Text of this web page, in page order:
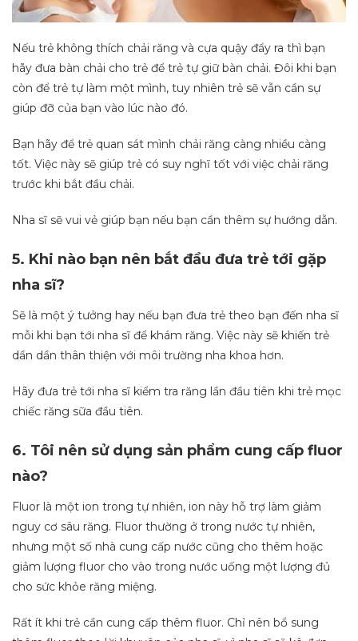
Nếu trẻ không thích chải răng và cựa quậy đẩy ra thì bạn
hãy đưa bàn chải cho trẻ để trẻ tự giữ bàn chải. Đôi khi bạn
còn để trẻ tự làm một mình, tuy nhiên trẻ sẽ vẫn cần sự
giúp đỡ của bạn vào lúc nào đó.
Bạn hãy để trẻ quan sát mình chải răng càng nhiều càng
tốt. Việc này sẽ giúp trẻ có suy nghĩ tốt với việc chải răng
trước khi bắt đầu chải.
Nha sĩ sẽ vui vẻ giúp bạn nếu bạn cần thêm sự hướng dẫn.
5. Khi nào bạn nên bắt đầu đưa trẻ tới gặp
nha sĩ?
Sẽ là một ý tưởng hay nếu bạn đưa trẻ theo bạn đến nha sĩ
mỗi khi bạn tới nha sĩ để khám răng. Việc này sẽ khiến trẻ
dần dần thân thiện với môi trường nha khoa hơn.
Hãy đưa trẻ tới nha sĩ kiểm tra răng lần đầu tiên khi trẻ mọc
chiếc răng sữa đầu tiên.
6. Tôi nên sử dụng sản phẩm cung cấp fluor
nào?
Fluor là một ion trong tự nhiên, ion này hỗ trợ làm giảm
nguy cơ sâu răng. Fluor thường ở trong nước tự nhiên,
nhưng một số nhà cung cấp nước cũng cho thêm hoặc
giảm lượng fluor cho vào trong nước uống một lượng đủ
cho sức khỏe răng miệng.
Rất ít khi trẻ cần cung cấp thêm fluor. Chỉ nên bổ sung